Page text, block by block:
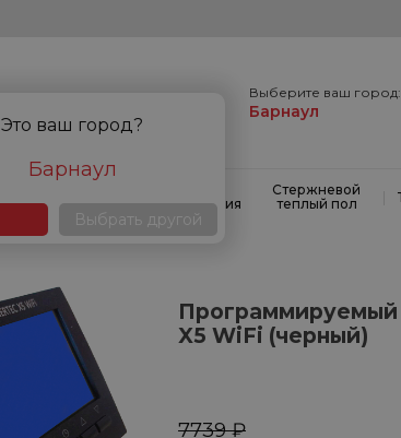
Выберите ваш город:
Барнаул
маты
антиобледенения
Стержневой
теплый пол
Программируемый
X5 WiFi (черный)
7739 ₽
Это ваш город?
Барнаул
Выбрать другой